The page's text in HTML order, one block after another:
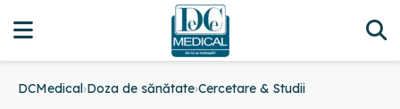
DCMedical›Doza de sănătate›Cercetare & Studii